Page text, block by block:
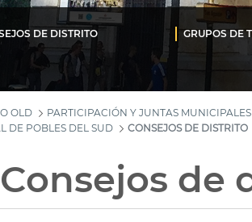
DE DISTRITO GRUPOS DE
OLD PARTICIPACIÓN Y JUNTAS MUNICIPALES
DE POBLES DEL SUD CONSEJOS DE DISTRITO
de